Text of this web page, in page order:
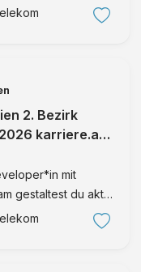
B2B-Features für
eine zuverlässige
2. Bezirk
karriere.at
mit
gestaltest du aktiv
unserer B2C-